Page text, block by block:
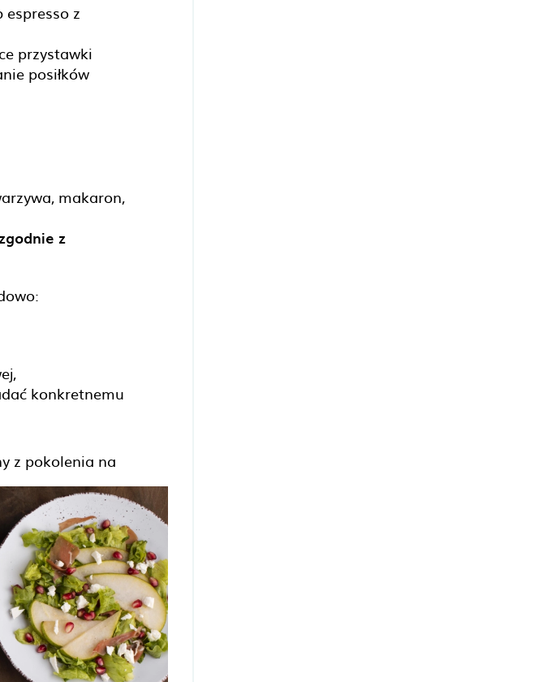
z
przystawki
posiłków
makaron,
z
konkretnemu
z pokolenia na